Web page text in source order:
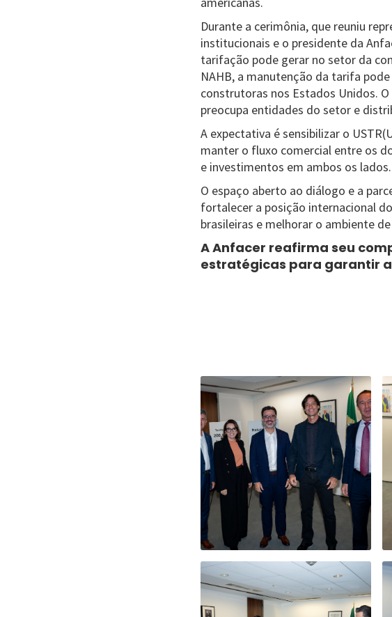
Durante a cerimônia, que reuniu
institucionais e o presidente da
tarifação pode gerar no setor da
NAHB, a manutenção da tarifa
construtoras nos Estados Unidos.
preocupa entidades do setor e
A expectativa é sensibilizar o
manter o fluxo comercial entre os
e investimentos em ambos os lados.
O espaço aberto ao diálogo e a
fortalecer a posição internacional
brasileiras e melhorar o ambiente
A Anfacer reafirma seu
estratégicas para garantir